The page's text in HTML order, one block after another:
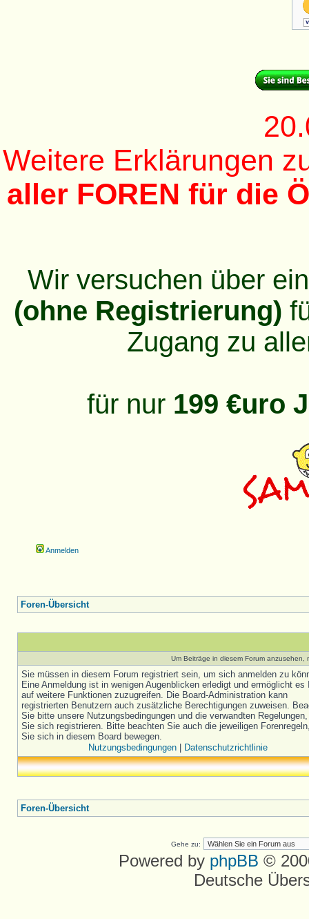
Weitere Erklärungen
aller FOREN für die
Wir versuchen über
(ohne Registrierung)
Zugang zu
für nur 199 €uro
Anmelden
Foren-Übersicht
Um Beiträge in diesem Forum
Sie müssen in diesem Forum registriert sein, um sich anmelden zu
Eine Anmeldung ist in wenigen Augenblicken erledigt und ermöglicht es
auf weitere Funktionen zuzugreifen. Die Board-Administration kann
registrierten Benutzern auch zusätzliche Berechtigungen zuweisen.
Sie bitte unsere Nutzungsbedingungen und die verwandten
Sie sich registrieren. Bitte beachten Sie auch die jeweiligen
Sie sich in diesem Board bewegen.
Nutzungsbedingungen| Datenschutzrichtlinie
Foren-Übersicht
Gehe zu:
Powered by phpBB ©
Deutsche